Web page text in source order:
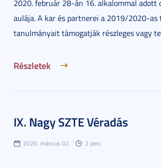
2020. február 28-án 16. alkalommal adott
aulája. A kar és partnerei a 2019/2020-as
tanulmányait támogatják részleges vagy
Részletek
IX. Nagy SZTE Véradás
2020. március 02. 2 perc